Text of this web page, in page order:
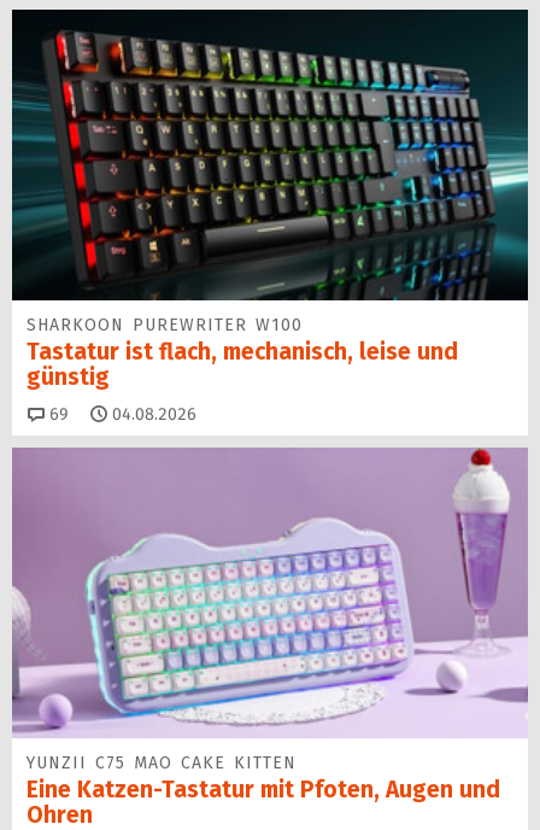
SHARKOON PUREWRITER W100
Tastatur ist flach, mechanisch, leise und
günstig
69 Kommentare
04.08.2026
YUNZII C75 MAO CAKE KITTEN
Eine Katzen-Tastatur mit Pfoten, Augen und
Ohren